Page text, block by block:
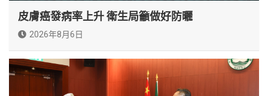
皮膚癌發病率上升 衛生局籲做好防曬
2026年8月6日